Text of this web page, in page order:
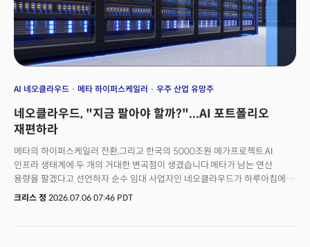
AI 네오클라우드 메타 하이퍼스케일러 우주 산업 유망주
네오클라우드, "지금 팔아야 할까?"...AI 포트폴리오
재편하라
메타의 하이퍼스케일러 전환,그리고 한국의 5000조원 메가프로젝트.AI
인프라 생태계에 두 개의 거대한 변곡점이 생겼습니다.메타가 남는 연산
용량을 팔겠다고 선언하자 순수 임대 사업자인 네오클라우드가 하루아침에
무너졌습니다. 메타의 클라우드 시장 참전에 중간 생태계가 붕괴 조짐을 보인
크리스 정 2026.07.06 07:46 PDT